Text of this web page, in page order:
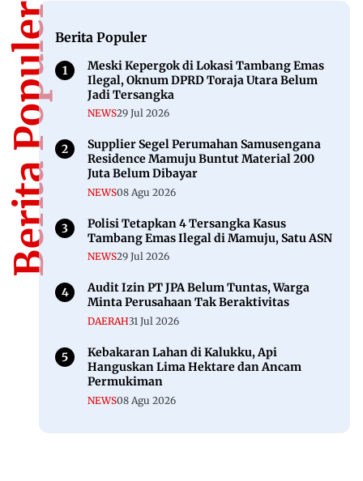
Berita PopulerBerita Populer
Meski Kepergok di Lokasi Tambang Emas
Ilegal, Oknum DPRD Toraja Utara Belum
Jadi Tersangka
NEWS29 Jul 2026
Supplier Segel Perumahan Samusengana
Residence Mamuju Buntut Material 200
Juta Belum Dibayar
NEWS08 Agu 2026
Polisi Tetapkan 4 Tersangka Kasus
Tambang Emas Ilegal di Mamuju, Satu ASN
NEWS29 Jul 2026
Audit Izin PT JPA Belum Tuntas, Warga
Minta Perusahaan Tak Beraktivitas
DAERAH31 Jul 2026
Kebakaran Lahan di Kalukku, Api
Hanguskan Lima Hektare dan Ancam
Permukiman
NEWS08 Agu 2026